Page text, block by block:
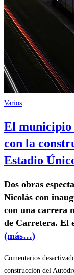
Varios
El municipio
con la
Estadio
Dos obras
Nicolás con
con una carrera
de Carretera. El
(más…)
Comentarios
construcción del